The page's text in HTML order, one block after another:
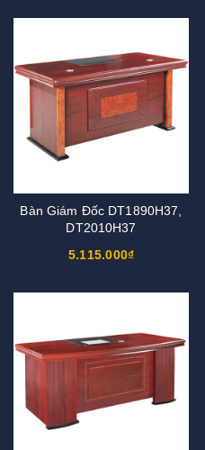
Bàn Giám Đốc DT1890H37,
DT2010H37
5.115.000₫